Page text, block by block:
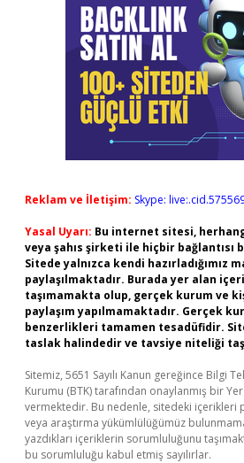
Reklam ve İletişim: Skype:
Yasal Uyarı: Bu internet sitesi,
veya şahıs şirketi ile hiçbir bağlantısı
Sitede yalnızca kendi hazırladığımız
paylaşılmaktadır. Burada yer alan
taşımamakta olup, gerçek kurum ve
paylaşım yapılmamaktadır. Gerçek
benzerlikleri tamamen tesadüfidir.
taslak halindedir ve tavsiye niteliği
Sitemiz, 5651 Sayılı Kanun gereğince Bilgi
Kurumu (BTK) tarafından onaylanmış bir
vermektedir. Bu nedenle, sitedeki içerikleri
veya araştırma yükümlülüğümüz
yazdıkları içeriklerin sorumluluğunu
bu sorumluluğu kabul etmiş sayılırlar.